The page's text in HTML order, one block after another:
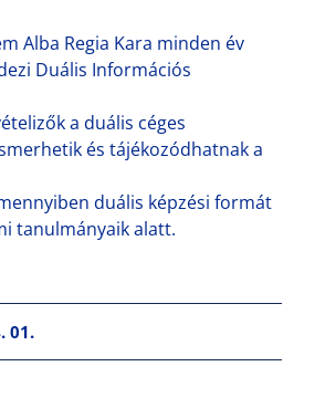
Alba Regia Kara minden év
Duális Információs
a duális céges
és tájékozódhatnak a
duális képzési formát
tanulmányaik alatt.
01.